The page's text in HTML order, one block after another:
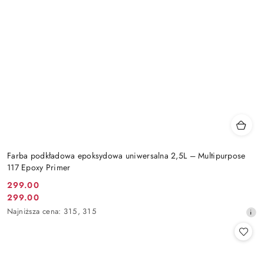
Farba podkładowa epoksydowa uniwersalna 2,5L – Multipurpose
117 Epoxy Primer
Cena
promocyjna:
299.00
Cena
promocyjna:
299.00
Najniższa
Najniższa cena: 315, 315